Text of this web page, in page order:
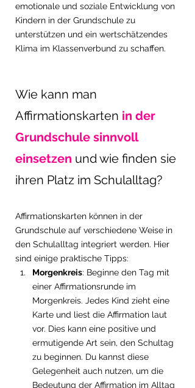
emotionale und soziale Entwicklung von
Kindern in der Grundschule zu
unterstützen und ein wertschätzendes
Klima im Klassenverbund zu schaffen.
Wie kann man
Affirmationskarten in der
Grundschule sinnvoll
einsetzen und wie finden sie
ihren Platz im Schulalltag?
Affirmationskarten können in der
Grundschule auf verschiedene Weise in
den Schulalltag integriert werden. Hier
sind einige praktische Tipps:
Morgenkreis: Beginne den Tag mit
einer Affirmationsrunde im
Morgenkreis. Jedes Kind zieht eine
Karte und liest die Affirmation laut
vor. Dies kann eine positive und
ermutigende Art sein, den Schultag
zu beginnen. Du kannst diese
Gelegenheit auch nutzen, um die
Bedeutung der Affirmation im Alltag